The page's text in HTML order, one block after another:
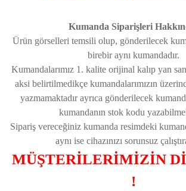
Kumanda Siparişleri
Ürün görselleri temsili olup, gönderilecek
birebir aynı kumandadır.
Kumandalarımız 1. kalite orijinal kalıp yan
aksi belirtilmedikçe kumandalarımızın
yazmamaktadır ayrıca gönderilecek
kumandanın stok kodu
Sipariş vereceğiniz kumanda resimdeki
aynı ise cihazınızı sorunsuz
MÜŞTERİLERİMİZİN
!